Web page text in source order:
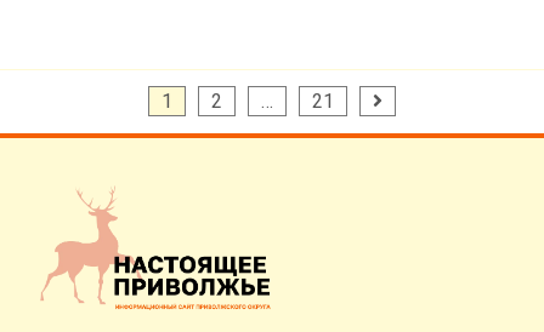
Пагинация
записей
1 2 … 21